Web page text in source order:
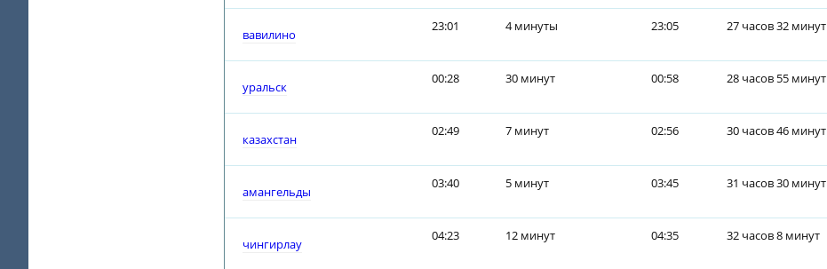
вавилино
23:01 4 минуты 23:05 27 часов 32 минут
уральск
00:28 30 минут 00:58 28 часов 55 минут
казахстан
02:49 7 минут 02:56 30 часов 46 минут
амангельды
03:40 5 минут 03:45 31 часов 30 минут
чингирлау
04:23 12 минут 04:35 32 часов 8 минут